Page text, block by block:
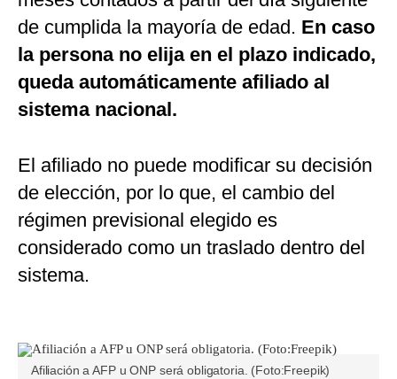
de cumplida la mayoría de edad. En caso
la persona no elija en el plazo indicado,
queda automáticamente afiliado al
sistema nacional.
El afiliado no puede modificar su decisión
de elección, por lo que, el cambio del
régimen previsional elegido es
considerado como un traslado dentro del
sistema.
Afiliación a AFP u ONP será obligatoria. (Foto:Freepik)